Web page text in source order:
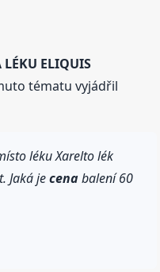
LÉKU ELIQUIS
tématu vyjádřil
léku Xarelto lék
Jaká jecenabalení 60